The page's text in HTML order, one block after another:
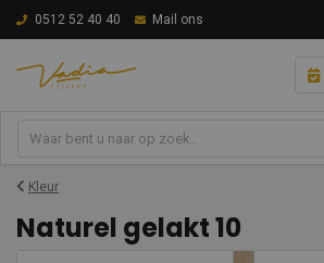
0512 52 40 40 Mail ons
Kleur
Naturel gelakt 10